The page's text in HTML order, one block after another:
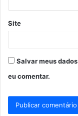
Site
Salvar meus
eu comentar.